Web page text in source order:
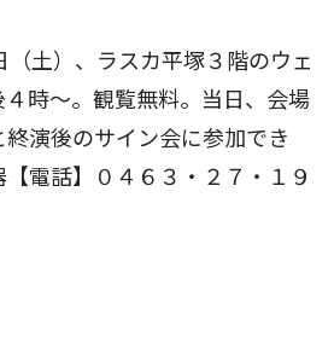
土）、ラスカ平塚３階のウェ
時〜。観覧無料。当日、会場
演後のサイン会に参加でき
電話】０４６３・２７・１９